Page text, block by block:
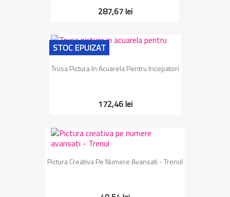
287,67 lei
Trusa Pictura In Acuarela Pentru Incepatori
172,46 lei
STOC EPUIZAT
Pictura Creativa Pe Numere Avansati - Trenul